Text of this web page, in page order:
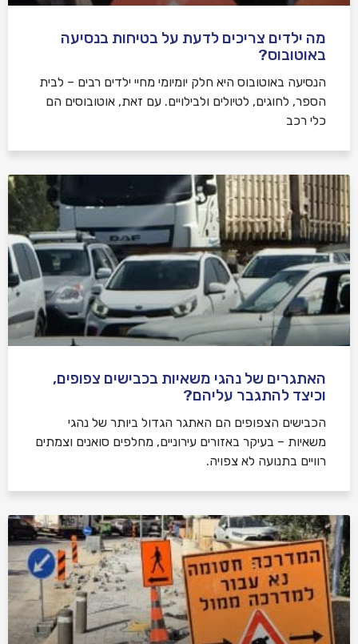
מה ילדים צריכים לדעת על בטיחות בנסיעה
באוטובוס?
הנסיעה באוטובוס היא חלק יומיומי מחיי ילדים רבים – לבית
הספר, לחוגים, לטיולים ולבילויים. עם זאת, אוטובוסים הם
כלי רכב
האתגרים של נהגי משאיות בכבישים צפופים,
וכיצד להתגבר עליהם?
הכבישים הצפופים הם האתגר הגדול ביותר של נהגי
משאיות – בעיקר באזורים עירוניים, מחלפים סואנים וצמתים
רוויים בתנועה לא צפויה.